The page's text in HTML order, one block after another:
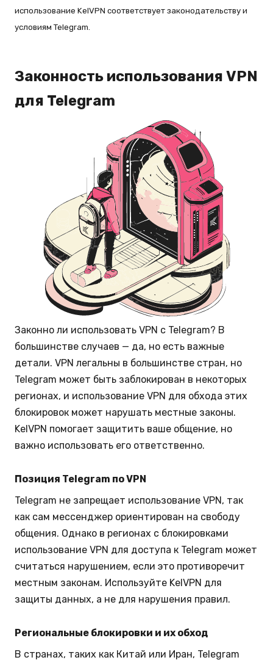
использование KelVPN соответствует законодательству и
условиям Telegram.
Законность использования VPN
для Telegram
Законно ли использовать VPN с Telegram? В
большинстве случаев — да, но есть важные
детали. VPN легальны в большинстве стран, но
Telegram может быть заблокирован в некоторых
регионах, и использование VPN для обхода этих
блокировок может нарушать местные законы.
KelVPN помогает защитить ваше общение, но
важно использовать его ответственно.
Позиция Telegram по VPN
Telegram не запрещает использование VPN, так
как сам мессенджер ориентирован на свободу
общения. Однако в регионах с блокировками
использование VPN для доступа к Telegram может
считаться нарушением, если это противоречит
местным законам. Используйте KelVPN для
защиты данных, а не для нарушения правил.
Региональные блокировки и их обход
В странах, таких как Китай или Иран, Telegram